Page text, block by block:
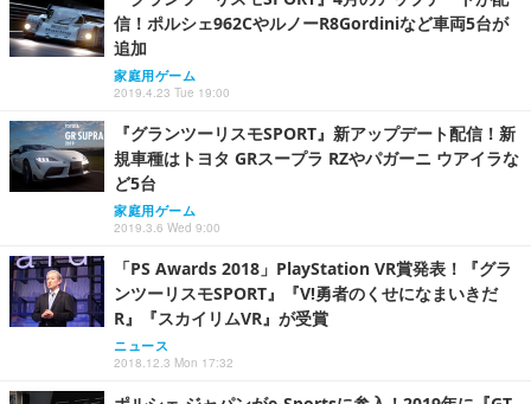
信！ポルシェ962CやルノーR8Gordiniなど車両5台が
追加
家庭用ゲーム
2019.4.23 Tue 19:00
『グランツーリスモSPORT』新アップデート配信！新
規車種はトヨタ GRスープラ RZやパガーニ ウアイラな
ど5台
家庭用ゲーム
2019.3.6 Wed 9:00
「PS Awards 2018」PlayStation VR賞発表！『グラ
ンツーリスモSPORT』『V!勇者のくせになまいきだ
R』『スカイリムVR』が受賞
ニュース
2018.12.3 Mon 17:32